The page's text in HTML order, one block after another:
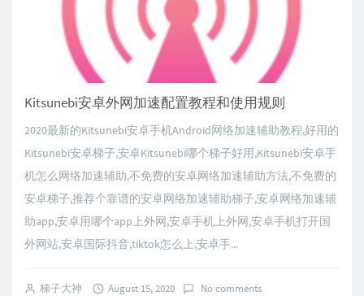
Kitsunebi安卓外网加速配置教程和使用规则
2020最新的Kitsunebi安卓手机Android网络加速辅助教程,好用的
Kitsunebi安卓梯子,安卓Kitsunebi哪个梯子好用,Kitsunebi安卓手
机怎么网络加速辅助,不免费的安卓网络加速辅助方法,不免费的
安卓梯子,推荐个靠谱的安卓网络加速辅助梯子,安卓网络加速辅
助app,安卓用哪个app上外网,安卓手机上外网,安卓手机打开国
外网站,安卓国际抖音,tiktok怎么上,安卓手...
梯子大神 August 15, 2020 No comments